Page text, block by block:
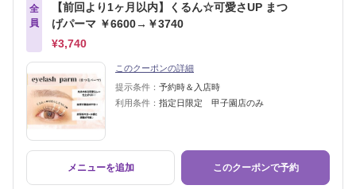
全
員
【前回より1ヶ月以内】くるん☆可愛さUP まつ
げパーマ ￥6600→￥3740
¥3,740
このクーポンの詳細
提示条件： 予約時＆入店時
利用条件： 指定日限定 甲子園店のみ
メニューを追加 このクーポンで予約